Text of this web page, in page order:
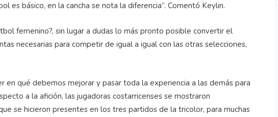
es básico, en la cancha se nota la diferencia”. Comentó Keylin.
femenino?, sin lugar a dudas lo más pronto posible convertir el
necesarias para competir de igual a igual con las otras selecciones,
en qué debemos mejorar y pasar toda la experiencia a las demás para
a la afición, las jugadoras costarricenses se mostraron
se hicieron presentes en los tres partidos de la tricolor, para muchas